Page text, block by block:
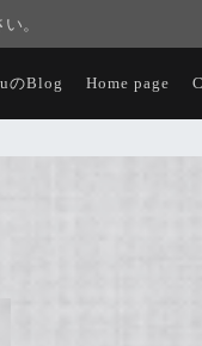
。
のBlog Home page